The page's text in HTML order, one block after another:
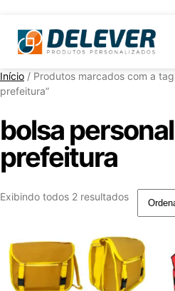
Início / Produtos marcados com a
prefeitura”
bolsa
prefeitura
Exibindo todos 2 resultados